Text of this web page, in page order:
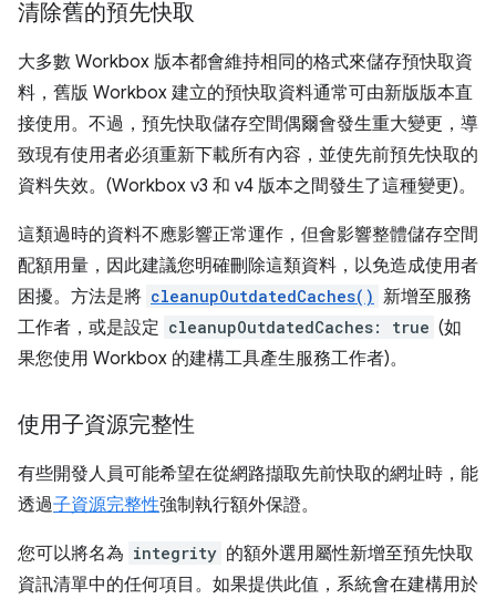
清除舊的預先快取
大多數 Workbox 版本都會維持相同的格式來儲存預快取資
料，舊版 Workbox 建立的預快取資料通常可由新版版本直
接使用。不過，預先快取儲存空間偶爾會發生重大變更，導
致現有使用者必須重新下載所有內容，並使先前預先快取的
資料失效。(Workbox v3 和 v4 版本之間發生了這種變更)。
這類過時的資料不應影響正常運作，但會影響整體儲存空間
配額用量，因此建議您明確刪除這類資料，以免造成使用者
困擾。方法是將 cleanupOutdatedCaches() 新增至服務
工作者，或是設定 cleanupOutdatedCaches: true (如
果您使用 Workbox 的建構工具產生服務工作者)。
使用子資源完整性
有些開發人員可能希望在從網路擷取先前快取的網址時，能
透過子資源完整性強制執行額外保證。
您可以將名為 integrity 的額外選用屬性新增至預先快取
資訊清單中的任何項目。如果提供此值，系統會在建構用於